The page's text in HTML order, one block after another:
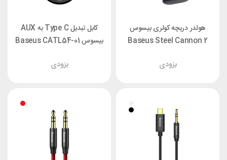
هولدر دریچه کولری بیسوس
Baseus Steel Cannon 2
بزودی
کابل تبدیل Type C به AUX
بیسوس Baseus CATL54-01
بزودی